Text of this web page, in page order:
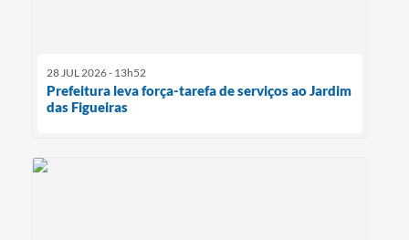
28 JUL 2026 - 13h52
Prefeitura leva força-tarefa de serviços ao Jardim
das Figueiras